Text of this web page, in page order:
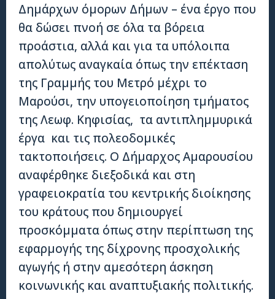
Δημάρχων όμορων Δήμων – ένα έργο που
θα δώσει πνοή σε όλα τα βόρεια
προάστια, αλλά και για τα υπόλοιπα
απολύτως αναγκαία όπως την επέκταση
της Γραμμής του Μετρό μέχρι το
Μαρούσι, την υπογειοποίηση τμήματος
της Λεωφ. Κηφισίας, τα αντιπλημμυρικά
έργα και τις πολεοδομικές
τακτοποιήσεις. Ο Δήμαρχος Αμαρουσίου
αναφέρθηκε διεξοδικά και στη
γραφειοκρατία του κεντρικής διοίκησης
του κράτους που δημιουργεί
προσκόμματα όπως στην περίπτωση της
εφαρμογής της δίχρονης προσχολικής
αγωγής ή στην αμεσότερη άσκηση
κοινωνικής και αναπτυξιακής πολιτικής.